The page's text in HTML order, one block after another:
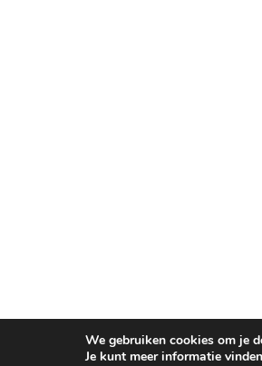
We gebruiken cookies om je
Je kunt meer informatie